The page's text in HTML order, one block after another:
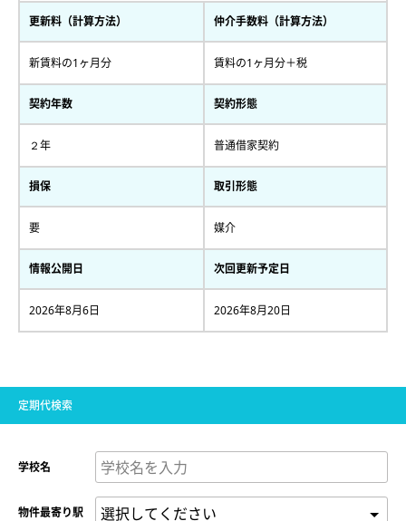
更新料（計算方法）
新賃料の1ヶ月分
仲介手数料（計算方法）
賃料の1ヶ月分＋税
契約年数
２年
契約形態
普通借家契約
損保
要
取引形態
媒介
情報公開日
2026年8月6日
次回更新予定日
2026年8月20日
定期代検索
学校名
物件最寄り駅